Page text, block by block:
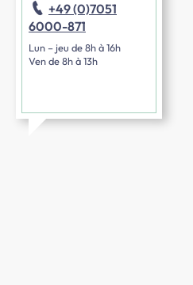
+49 (0)7051
6000-871
Lun – jeu de 8h à 16h
Ven de 8h à 13h